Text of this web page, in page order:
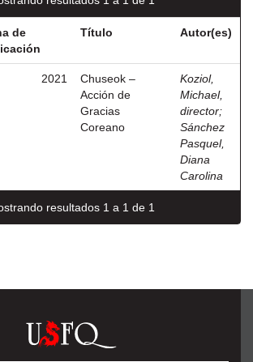
de
Título Autor(es)
2021
Chuseok –
Acción de
Gracias
Coreano
Koziol,
Michael,
director;
Sánchez
Pasquel,
Diana
Carolina
resultados 1 a 1 de 1